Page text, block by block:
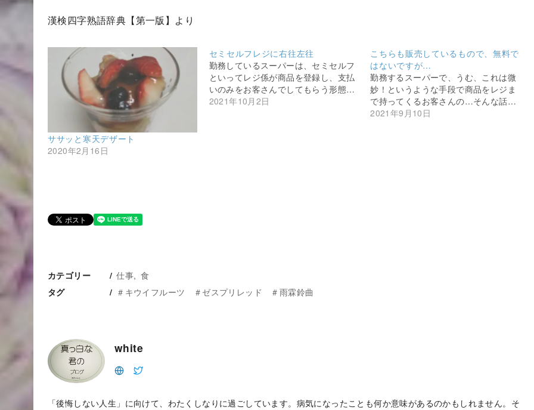
漢検四字熟語辞典【第一版】より
ササッと寒天デザート
2020年2月16日
セミセルフレジに右往左往
勤務しているスーパーは、セミセルフ
といってレジ係が商品を登録し、支払
いのみをお客さんでしてもらう形態…
2021年10月2日
こちらも販売しているもので、無料で
はないですが…
勤務するスーパーで、うむ、これは微
妙！というような手段で商品をレジま
で持ってくるお客さんの…そんな話…
2021年9月10日
カテゴリー 仕事 食
タグ ＃キウイフルーツ ＃ゼスプリレッド ＃雨霖鈴曲
white
「後悔しない人生」に向けて、わたくしなりに過ごしています。病気になったことも何か意味があるのかもしれません。そ